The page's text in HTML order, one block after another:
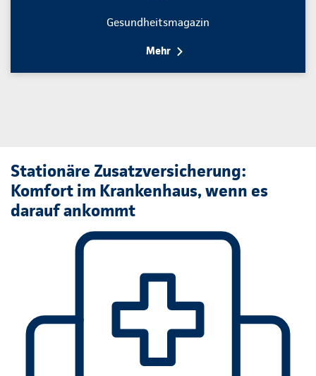
Gesundheitsmagazin
Mehr
Stationäre Zusatzversicherung:
Komfort im Krankenhaus, wenn es
darauf ankommt